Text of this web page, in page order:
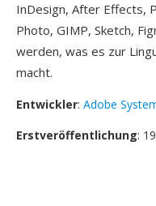
InDesign, After Effects,
Photo, GIMP, Sketch,
werden, was es zur
macht.
Entwickler: Adobe
Erstveröffentlichung: